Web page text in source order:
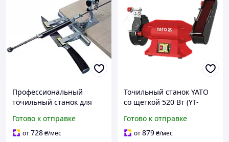
Профессиональный
точильный станок для
механизмом 360° SyTools
K8-2
Готово к отправке
от728₴/мес
Точильный станок YATO
со щеткой 520 Вт (YT-
Готово к отправке
от879₴/мес